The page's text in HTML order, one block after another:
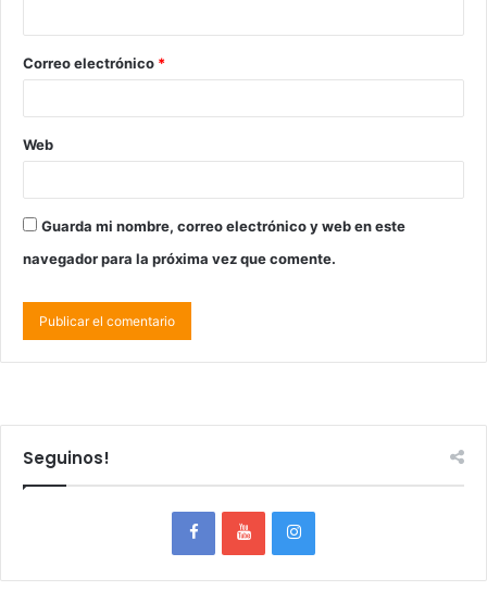
Correo electrónico *
Web
Guarda mi nombre, correo electrónico y web en este
navegador para la próxima vez que comente.
Seguinos!